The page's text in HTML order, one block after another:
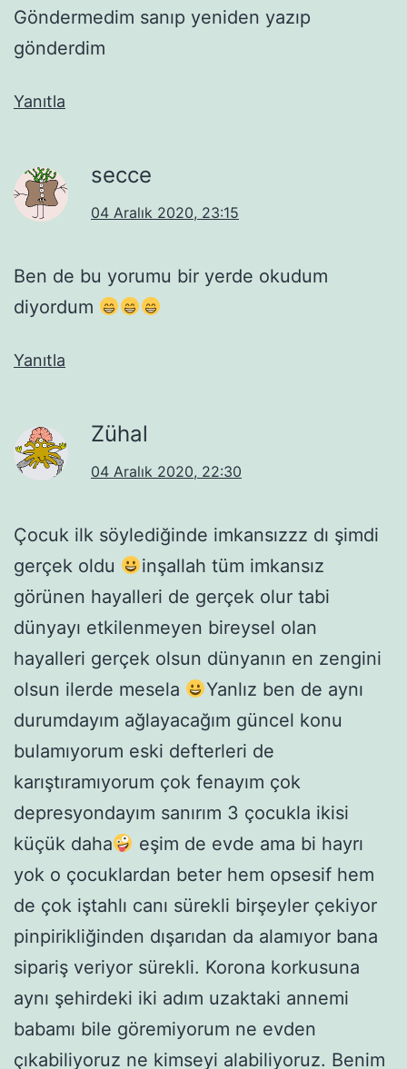
Göndermedim sanıp yeniden yazıp
gönderdim
Yanıtla
secce
04 Aralık 2020, 23:15
Ben de bu yorumu bir yerde okudum
diyordum
Yanıtla
Zühal
04 Aralık 2020, 22:30
Çocuk ilk söylediğinde imkansızzz dı şimdi
gerçek oldu
inşallah tüm imkansız
görünen hayalleri de gerçek olur tabi
dünyayı etkilenmeyen bireysel olan
hayalleri gerçek olsun dünyanın en zengini
olsun ilerde mesela
Yanlız ben de aynı
durumdayım ağlayacağım güncel konu
bulamıyorum eski defterleri de
karıştıramıyorum çok fenayım çok
depresyondayım sanırım 3 çocukla ikisi
küçük daha
eşim de evde ama bi hayrı
yok o çocuklardan beter hem opsesif hem
de çok iştahlı canı sürekli birşeyler çekiyor
pinpirikliğinden dışarıdan da alamıyor bana
sipariş veriyor sürekli. Korona korkusuna
aynı şehirdeki iki adım uzaktaki annemi
babamı bile göremiyorum ne evden
çıkabiliyoruz ne kimseyi alabiliyoruz. Benim